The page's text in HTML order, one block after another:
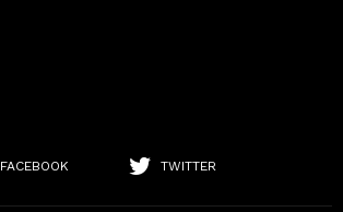
FACEBOOK TWITTER